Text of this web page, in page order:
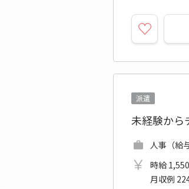
派遣
未経験か
人事（給
時給
月収例